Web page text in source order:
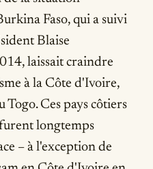
Faso, qui a suivi
Blaise
laissait craindre
à la Côte d'Ivoire,
Togo. Ces pays côtiers
longtemps
– à l'exception de